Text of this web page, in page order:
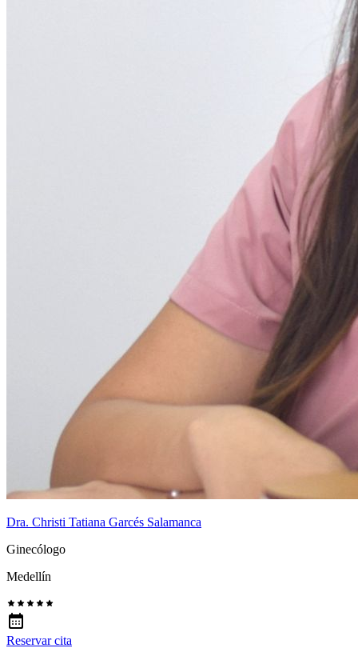
Dra. Christi Tatiana Garcés Salamanca
Ginecólogo
Medellín
Reservar cita